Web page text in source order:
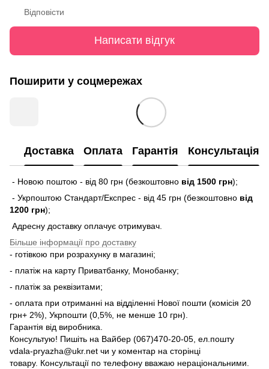
Відповісти
Написати відгук
Поширити у соцмережах
Доставка Оплата Гарантія Консультація
- Новою поштою - від 80 грн (безкоштовно від 1500 грн);
- Укрпоштою Стандарт/Експрес - від 45 грн (безкоштовно від
1200 грн);
Адресну доставку оплачує отримувач.
Більше інформації про доставку
- готівкою при розрахунку в магазині;
- платіж на карту Приватбанку, Монобанку;
- платіж за реквізитами;
- оплата при отриманні на відділенні Нової пошти (комісія 20
грн+ 2%), Укрпошти (0,5%, не менше 10 грн).
Гарантія від виробника.
Консультую! Пишіть на Вайбер (067)470-20-05, ел.пошту
vdala-pryazha@ukr.net чи у коментар на сторінці
товару. Консультації по телефону вважаю нераціональними.